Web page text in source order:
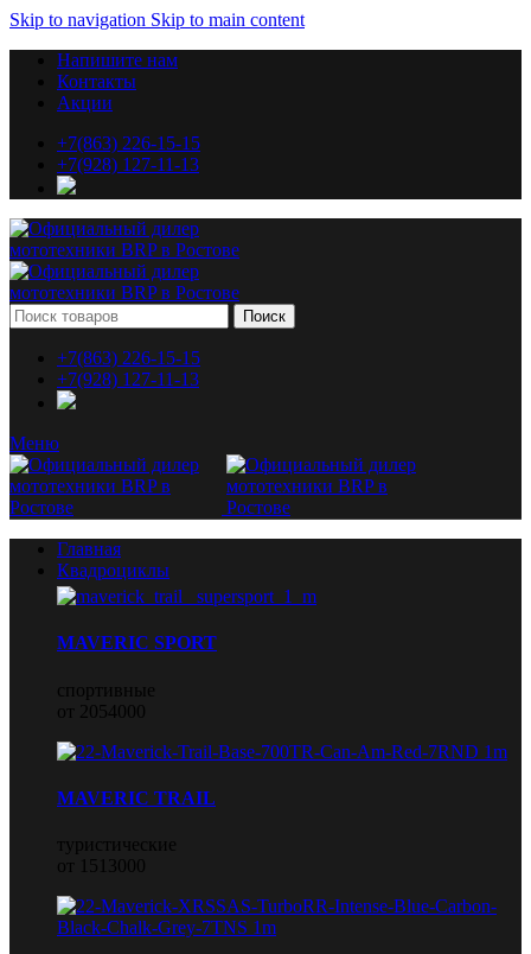
Skip to navigation Skip to main content
Напишите нам
Контакты
Акции
+7(863) 226-15-15
+7(928) 127-11-13
Поиск
+7(863) 226-15-15
+7(928) 127-11-13
Меню
Главная
Квадроциклы
MAVERIC SPORT
спортивные
от 2054000
MAVERIC TRAIL
туристические
от 1513000